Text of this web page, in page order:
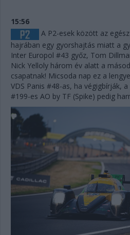
15:56
A P2-esek között az
hajrában egy gyorshajtás miatt a
Inter Europol #43 győz, Tom
Nick Yelloly három év alatt a
csapatnak! Micsoda nap ez a
VDS Panis #48-as, ha végigbírják,
#199-es AO by TF (Spike) pedig